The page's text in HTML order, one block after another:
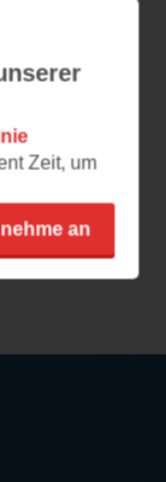
von
und kann
Zeit, um
nehme an